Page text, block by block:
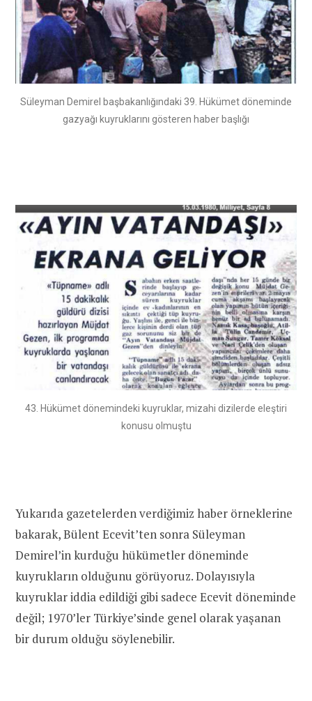
Süleyman Demirel başbakanlığındaki 39. Hükümet döneminde
gazyağı kuyruklarını gösteren haber başlığı
43. Hükümet dönemindeki kuyruklar, mizahi dizilerde eleştiri
konusu olmuştu
Yukarıda gazetelerden verdiğimiz haber örneklerine
bakarak, Bülent Ecevit’ten sonra Süleyman
Demirel’in kurduğu hükümetler döneminde
kuyrukların olduğunu görüyoruz. Dolayısıyla
kuyruklar iddia edildiği gibi sadece Ecevit döneminde
değil; 1970’ler Türkiye’sinde genel olarak yaşanan
bir durum olduğu söylenebilir.